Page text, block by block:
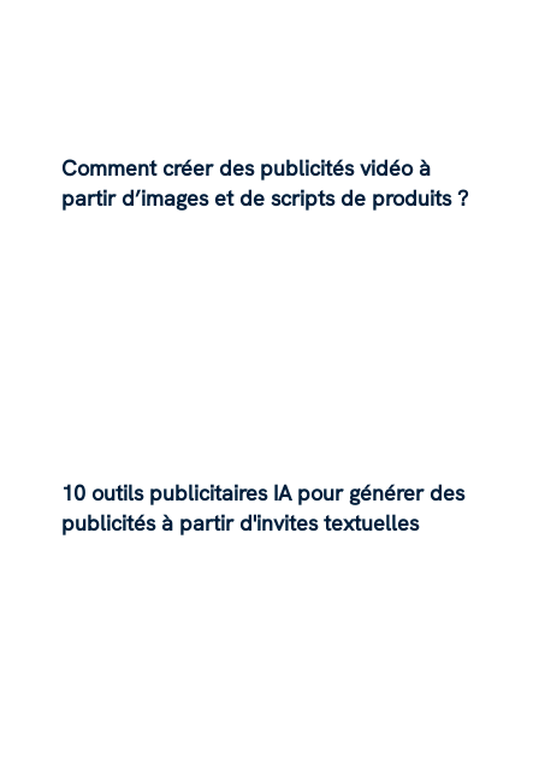
Comment créer des publicités vidéo à
partir d’images et de scripts de produits ?
10 outils publicitaires IA pour générer des
publicités à partir d'invites textuelles